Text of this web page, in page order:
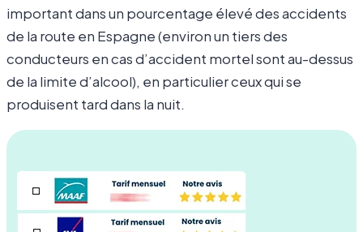
important dans un pourcentage élevé des accidents
de la route en Espagne (environ un tiers des
conducteurs en cas d’accident mortel sont au-dessus
de la limite d’alcool), en particulier ceux qui se
produisent tard dans la nuit.